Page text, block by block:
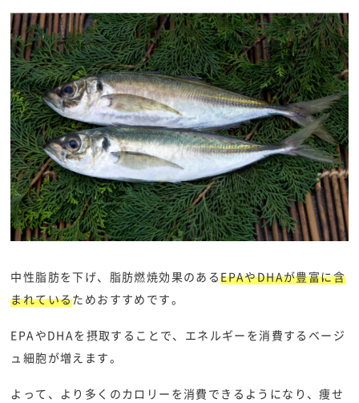
中性脂肪を下げ、脂肪燃焼効果のあるEPAやDHAが豊富に含
まれているためおすすめです。
EPAやDHAを摂取することで、エネルギーを消費するベージ
ュ細胞が増えます。
よって、より多くのカロリーを消費できるようになり、痩せ